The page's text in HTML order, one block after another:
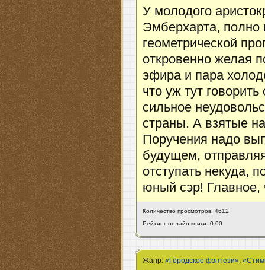
У молодого
Эмберхарта,
геометрической
откровенно желая
эфира и пара
что уж тут
сильное
страны. А взятые
Поручения надо
будущем,
отступать некуда,
юный сэр!
Количество просмотров: 4612
Рейтинг онлайн книги: 0.00
Жанр:«Городское фэнтези»,